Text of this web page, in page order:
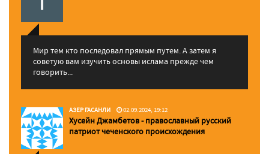
Мир тем кто последовал прямым путем. А затем я
советую вам изучить основы ислама прежде чем
говорить...
АЗЕР ГАСАНЛИ 02.09.2024, 19:12
Хусейн Джамбетов - православный русский
патриот чеченского происхождения